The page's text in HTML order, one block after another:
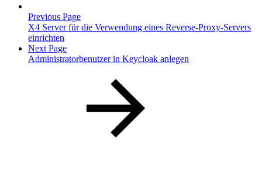
Previous Page
X4 Server für die Verwendung eines Reverse-Proxy-Servers
einrichten
Next Page
Administratorbenutzer in Keycloak anlegen